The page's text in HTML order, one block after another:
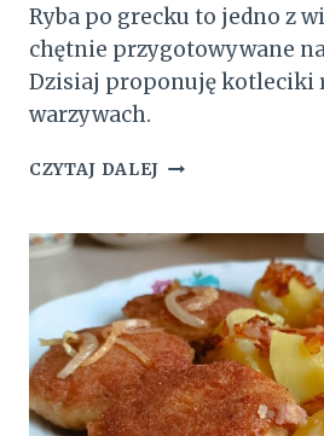
Ryba po grecku to jedno z
chętnie przygotowywane
Dzisiaj proponuję kotleciki
warzywach.
CZYTAJ DALEJ ŚWIĄTECZNA
GRECKU
–
INACZEJ